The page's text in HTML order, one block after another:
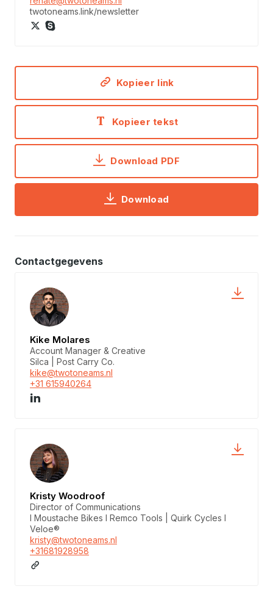
twotoneams.link/newsletter
Kopieer link
Kopieer tekst
Download PDF
Download
Contactgegevens
Kike Molares
Account Manager & Creative
Silca | Post Carry Co.
kike@twotoneams.nl
+31 615940264
Kristy Woodroof
Director of Communications
I Moustache Bikes I Remco Tools | Quirk Cycles I
Veloe®
kristy@twotoneams.nl
+31681928958